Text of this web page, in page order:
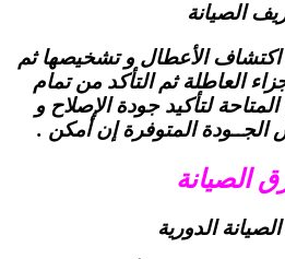
الصيانة
اكتشاف الأعطال و تشخيصها ثم
العاطلة ثم التأكد من تمام
لتأكيد جودة الإصلاح و
الجــودة المتوفرة إن أمكن .
الصيانة
الدورية